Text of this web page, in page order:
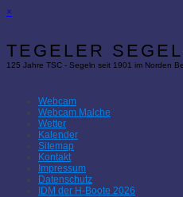
×
TEGELER
125 Jahre TSC - Segeln seit 1901 im Norden
Webcam
Webcam Malche
Wetter
Kalender
Sitemap
Kontakt
Impressum
Datenschutz
IDM der H-Boote 2026